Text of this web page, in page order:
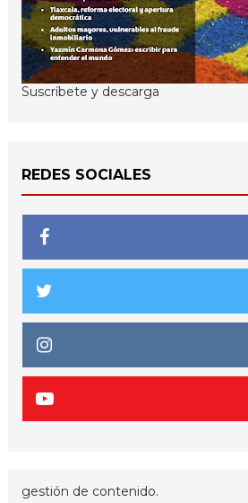
Suscríbete y descarga
REDES SOCIALES
gestión de contenido.